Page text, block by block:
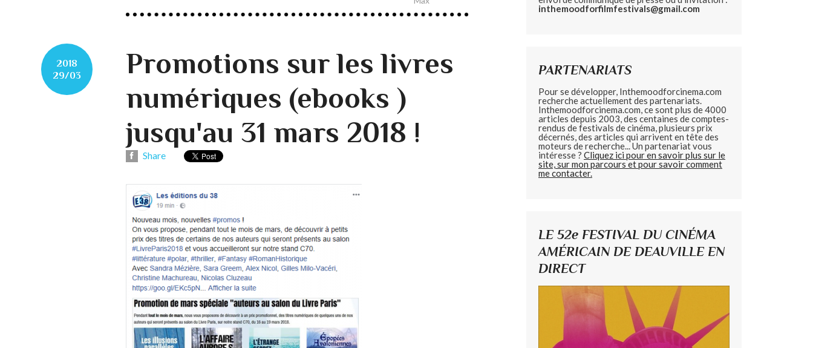
2018
29/03
Promotions sur les livres
numériques (ebooks )
jusqu'au 31 mars 2018 !
Share
inthemoodforfilmfestivals@gmail.com
PARTENARIATS
Pour se développer, Inthemoodforcinema.com
recherche actuellement des partenariats.
Inthemoodforcinema.com, ce sont plus de 4000
articles depuis 2003, des centaines de comptes-
rendus de festivals de cinéma, plusieurs prix
décernés, des articles qui arrivent en tête des
moteurs de recherche... Un partenariat vous
intéresse ? Cliquez ici pour en savoir plus sur le
site, sur mon parcours et pour savoir comment
me contacter.
LE 52e FESTIVAL DU CINÉMA
AMÉRICAIN DE DEAUVILLE EN
DIRECT